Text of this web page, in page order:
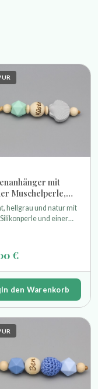
mit
Muschelperle,
und
hellgrau und natur mit
und einer
Namensperle und
€
In den Warenkorb